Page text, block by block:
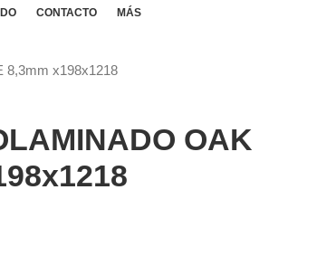
CONTACTO MÁS
8,3mm x198x1218
OAK